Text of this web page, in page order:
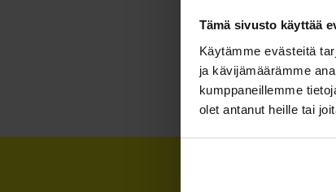
Tämä sivusto käyttää
Käytämme evästeitä
ja kävijämäärämme
kumppaneillemme
olet antanut heille tai